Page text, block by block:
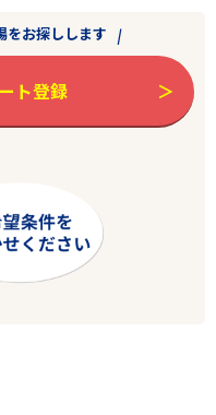
をお探しします
ト登録